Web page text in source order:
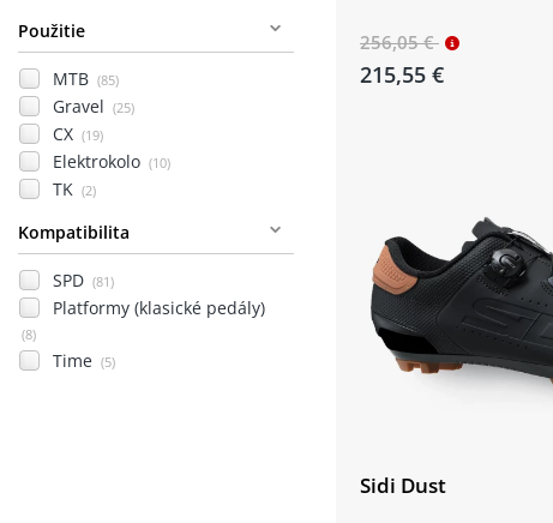
Použitie
MTB (85)
Gravel (25)
CX (19)
Elektrokolo (10)
TK (2)
Kompatibilita
SPD (81)
Platformy (klasické pedály)
(8)
Time (5)
256,05 €
215,55 €
Sidi Dust